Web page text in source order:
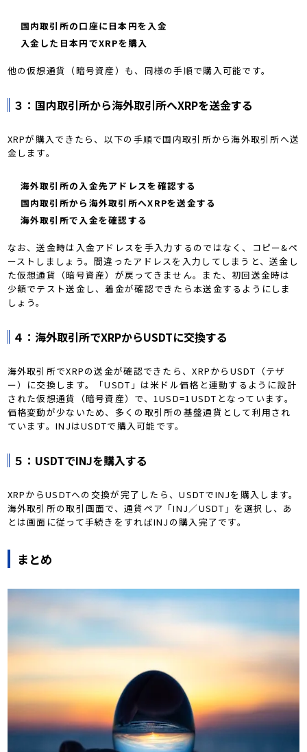
国内取引所の口座に日本円を入金
入金した日本円でXRPを購入
他の仮想通貨（暗号資産）も、同様の手順で購入可能です。
３：国内取引所から海外取引所へXRPを送金する
XRPが購入できたら、以下の手順で国内取引所から海外取引所へ送
金します。
海外取引所の入金先アドレスを確認する
国内取引所から海外取引所へXRPを送金する
海外取引所で入金を確認する
なお、送金時は入金アドレスを手入力するのではなく、コピー&ペ
ーストしましょう。間違ったアドレスを入力してしまうと、送金し
た仮想通貨（暗号資産）が戻ってきません。また、初回送金時は
少額でテスト送金し、着金が確認できたら本送金するようにしま
しょう。
４：海外取引所でXRPからUSDTに交換する
海外取引所でXRPの送金が確認できたら、XRPからUSDT（テザ
ー）に交換します。「USDT」は米ドル価格と連動するように設計
された仮想通貨（暗号資産）で、1USD=1USDTとなっています。
価格変動が少ないため、多くの取引所の基盤通貨として利用され
ています。INJはUSDTで購入可能です。
５：USDTでINJを購入する
XRPからUSDTへの交換が完了したら、USDTでINJを購入します。
海外取引所の取引画面で、通貨ペア「INJ／USDT」を選択し、あ
とは画面に従って手続きをすればINJの購入完了です。
まとめ